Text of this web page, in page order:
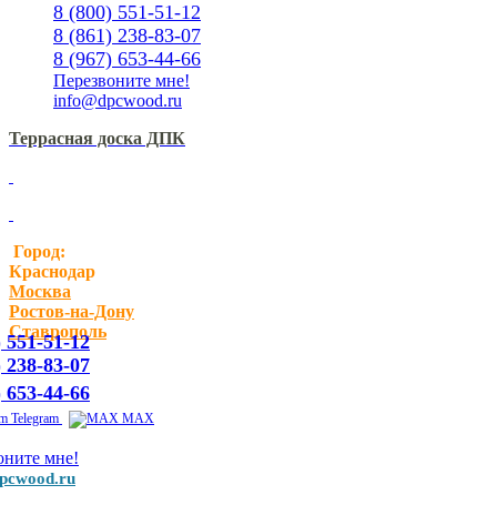
8 (800) 551-51-12
8 (861) 238-83-07
8 (967) 653-44-66
Перезвоните мне!
info@dpcwood.ru
Террасная доска ДПК
Город:
Краснодар
Москва
Ростов-на-Дону
Ставрополь
551-51-12
238-83-07
653-44-66
Telegram MAX
мне!